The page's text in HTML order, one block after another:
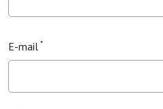
E-mail